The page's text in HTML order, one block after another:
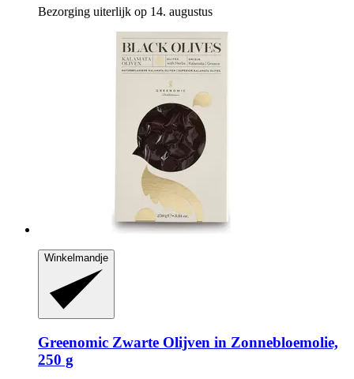
Bezorging uiterlijk op 14. augustus
Winkelmandje
Greenomic Zwarte Olijven in Zonnebloemolie,
250 g